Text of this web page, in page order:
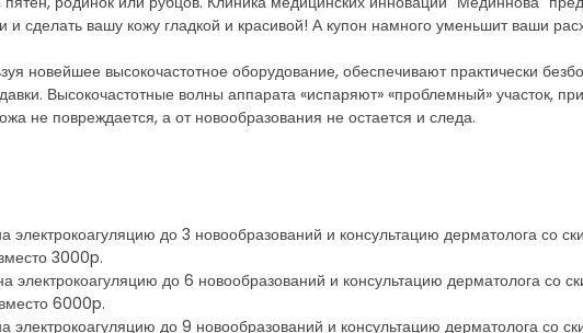
и сделать вашу кожу гладкой и красивой! А купон намного уменьшит ваши
новейшее высокочастотное оборудование, обеспечивают практически
Высокочастотные волны аппарата «испаряют» «проблемный» участок,
не повреждается, а от новообразования не остается и следа.
электрокоагуляцию до 3 новообразований и консультацию дерматолога со
3000p.
электрокоагуляцию до 6 новообразований и консультацию дерматолога со
6000p.
электрокоагуляцию до 9 новообразований и консультацию дерматолога со